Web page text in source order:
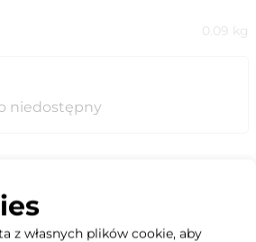
0.09 kg
niedostępny
z własnych plików cookie, aby